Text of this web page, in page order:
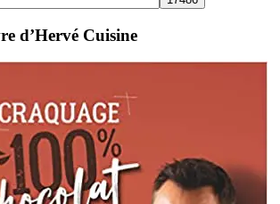
d’Hervé Cuisine